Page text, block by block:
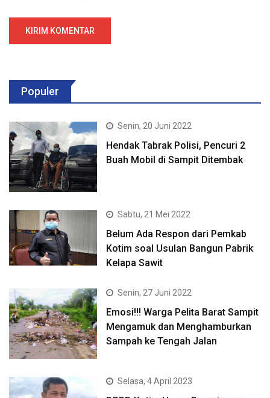
Populer
Senin, 20 Juni 2022
Hendak Tabrak Polisi, Pencuri 2
Buah Mobil di Sampit Ditembak
Sabtu, 21 Mei 2022
Belum Ada Respon dari Pemkab
Kotim soal Usulan Bangun Pabrik
Kelapa Sawit
Senin, 27 Juni 2022
Emosi!!! Warga Pelita Barat Sampit
Mengamuk dan Menghamburkan
Sampah ke Tengah Jalan
Selasa, 4 April 2023